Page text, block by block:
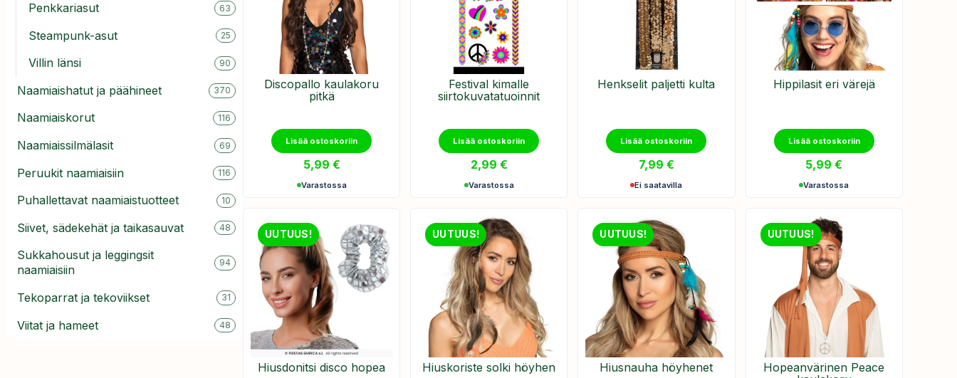
Penkkariasut 63
Steampunk-asut 25
Villin länsi 90
Naamiaishatut ja päähineet 370
Naamiaiskorut 116
Naamiaissilmälasit 69
Peruukit naamiaisiin 116
Puhallettavat naamiaistuotteet 10
Siivet, sädekehät ja taikasauvat 48
Sukkahousut ja leggingsit
naamiaisiin
94
Tekoparrat ja tekoviikset 31
Viitat ja hameet 48
​Discopallo kaulakoru
pitkä
Lisää ostoskoriin
5,99 €
Varastossa
Festival kimalle
siirtokuvatatuoinnit
Lisää ostoskoriin
2,99 €
Varastossa
Henkselit paljetti kulta
Lisää ostoskoriin
7,99 €
Ei saatavilla
Hippilasit eri värejä
Lisää ostoskoriin
5,99€
Varastossa
UUTUUS!
Hiusdonitsi disco hopea
UUTUUS!
Hiuskoriste solki höyhen
UUTUUS!
Hiusnauha höyhenet
UUTUUS!
Hopeanvärinen Peace